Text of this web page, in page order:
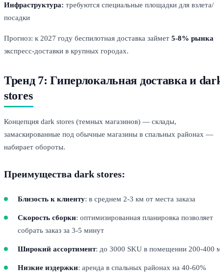
Инфраструктура: требуются специальные площадки для взлета/
посадки
Прогноз: к 2027 году беспилотная доставка займет 5-8% рынка
экспресс-доставки в крупных городах.
Тренд 7: Гиперлокальная доставка и
stores
Концепция dark stores (темных магазинов) — склады,
замаскированные под обычные магазины в спальных районах —
набирает обороты.
Преимущества dark stores:
Близость к клиенту: в среднем 2-3 км от места заказа
Скорость сборки: оптимизированная планировка позволяет
собрать заказ за 3-5 минут
Широкий ассортимент: до 3000 SKU в помещении 200-400
Низкие издержки: аренда в спальных районах на 40-60%